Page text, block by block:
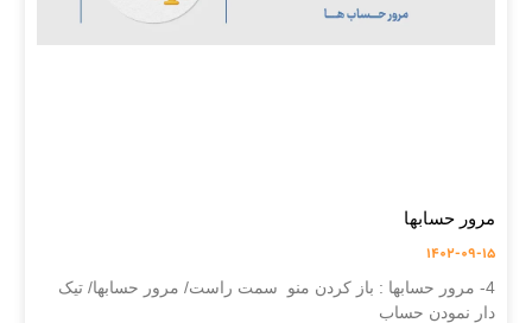
مرور حسابها
1402-09-15
4- مرور حسابها : باز کردن منو سمت راست/ مرور حسابها/ تیک
دار نمودن حساب